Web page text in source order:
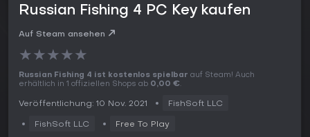
Russian Fishing 4 PC Key kaufen
Auf Steam ansehen
★★★★★
Russian Fishing 4 ist kostenlos spielbar auf Steam! Auch
erhältlich in 1 offiziellen Shops ab 0,00 €.
Veröffentlichung: 10 Nov. 2021 FishSoft LLC
FishSoft LLC Free To Play